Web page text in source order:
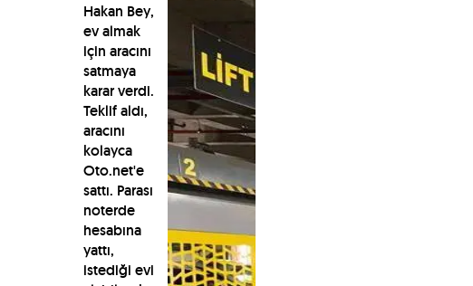
Hakan Bey,
ev almak
için aracını
satmaya
karar verdi.
Teklif aldı,
aracını
kolayca
Oto.net'e
sattı. Parası
noterde
hesabına
yattı,
istediği evi